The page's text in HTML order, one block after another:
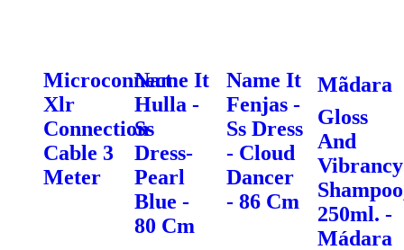
Microconnect
Xlr
Connection
Cable 3
Meter
Name It
Hulla -
Ss
Dress-
Pearl
Blue -
80 Cm
Name It
Fenjas -
Ss Dress
- Cloud
Dancer
- 86 Cm
Mãdara
Gloss
And
Vibrancy
250ml. -
Mádara